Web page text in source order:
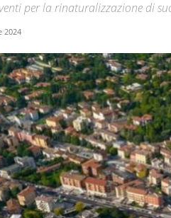
per la rinaturalizzazione di
2024